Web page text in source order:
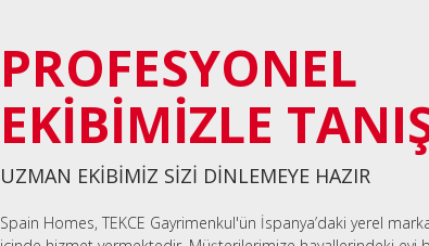
PROFESYONEL
EKİBİMİZLE
UZMAN EKİBİMİZ SİZİ DİNLEMEYE HAZIR
Spain Homes, TEKCE Gayrimenkul'ün İspanya’daki yerel